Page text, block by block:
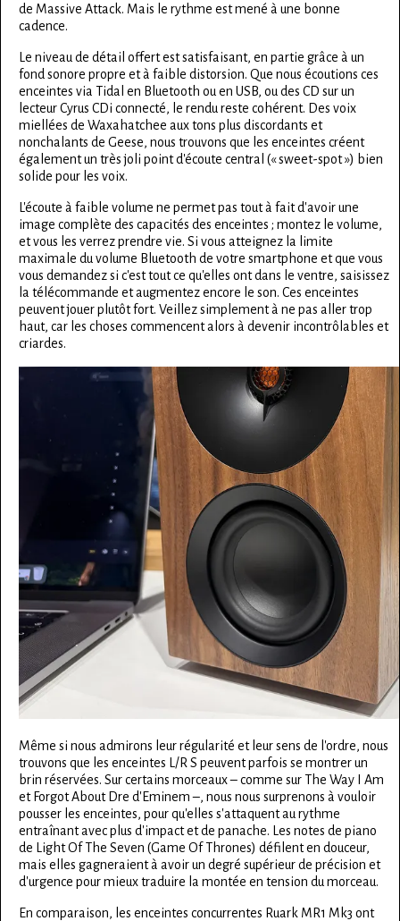
de Massive Attack. Mais le rythme est mené à une bonne
cadence.
Le niveau de détail offert est satisfaisant, en partie grâce à un
fond sonore propre et à faible distorsion. Que nous écoutions ces
enceintes via Tidal en Bluetooth ou en USB, ou des CD sur un
lecteur Cyrus CDi connecté, le rendu reste cohérent. Des voix
miellées de Waxahatchee aux tons plus discordants et
nonchalants de Geese, nous trouvons que les enceintes créent
également un très joli point d'écoute central (« sweet-spot ») bien
solide pour les voix.
L'écoute à faible volume ne permet pas tout à fait d'avoir une
image complète des capacités des enceintes ; montez le volume,
et vous les verrez prendre vie. Si vous atteignez la limite
maximale du volume Bluetooth de votre smartphone et que vous
vous demandez si c'est tout ce qu'elles ont dans le ventre, saisissez
la télécommande et augmentez encore le son. Ces enceintes
peuvent jouer plutôt fort. Veillez simplement à ne pas aller trop
haut, car les choses commencent alors à devenir incontrôlables et
criardes.
Même si nous admirons leur régularité et leur sens de l'ordre, nous
trouvons que les enceintes L/R S peuvent parfois se montrer un
brin réservées. Sur certains morceaux – comme sur The Way I Am
et Forgot About Dre d'Eminem –, nous nous surprenons à vouloir
pousser les enceintes, pour qu'elles s'attaquent au rythme
entraînant avec plus d'impact et de panache. Les notes de piano
de Light Of The Seven (Game Of Thrones) défilent en douceur,
mais elles gagneraient à avoir un degré supérieur de précision et
d'urgence pour mieux traduire la montée en tension du morceau.
En comparaison, les enceintes concurrentes Ruark MR1 Mk3 ont